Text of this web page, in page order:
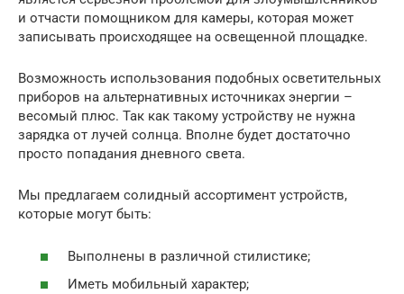
и отчасти помощником для камеры, которая может
записывать происходящее на освещенной площадке.
Возможность использования подобных осветительных
приборов на альтернативных источниках энергии –
весомый плюс. Так как такому устройству не нужна
зарядка от лучей солнца. Вполне будет достаточно
просто попадания дневного света.
Мы предлагаем солидный ассортимент устройств,
которые могут быть:
Выполнены в различной стилистике;
Иметь мобильный характер;